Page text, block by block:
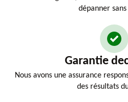
dépanner
Garantie
Nous avons une assurance
des résultats